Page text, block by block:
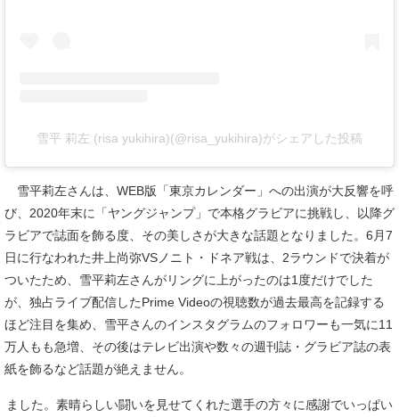
雪平 莉左 (risa yukihira)(@risa_yukihira)がシェアした投稿
雪平莉左さんは、WEB版「東京カレンダー」への出演が大反響を呼
び、2020年末に「ヤングジャンプ」で本格グラビアに挑戦し、以降グ
ラビアで誌面を飾る度、その美しさが大きな話題となりました。6月7
日に行なわれた井上尚弥VSノニト・ドネア戦は、2ラウンドで決着が
ついたため、雪平莉左さんがリングに上がったのは1度だけでした
が、独占ライブ配信したPrime Videoの視聴数が過去最高を記録する
ほど注目を集め、雪平さんのインスタグラムのフォロワーも一気に11
万人もも急増、その後はテレビ出演や数々の週刊誌・グラビア誌の表
紙を飾るなど話題が絶えません。
ました。素晴らしい闘いを見せてくれた選手の方々に感謝でいっぱい